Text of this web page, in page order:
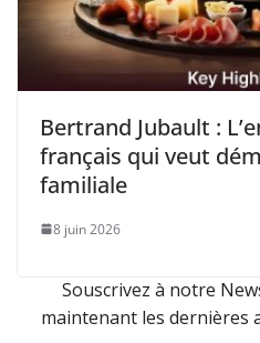
Bertrand Jubault :
français qui veut
familiale
8 juin 2026